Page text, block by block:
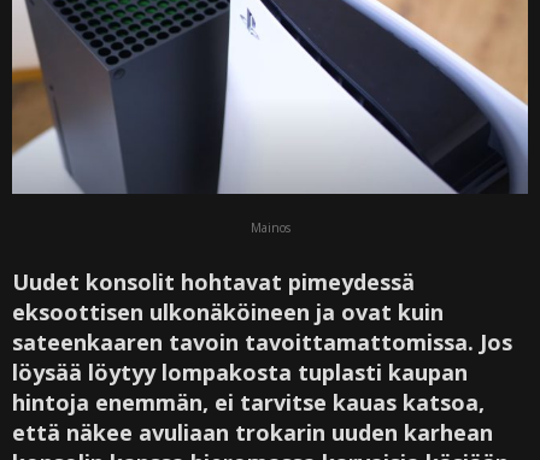
Mainos
Uudet konsolit hohtavat pimeydessä
eksoottisen ulkonäköineen ja ovat kuin
sateenkaaren tavoin tavoittamattomissa. Jos
löysää löytyy lompakosta tuplasti kaupan
hintoja enemmän, ei tarvitse kauas katsoa,
että näkee avuliaan trokarin uuden karhean